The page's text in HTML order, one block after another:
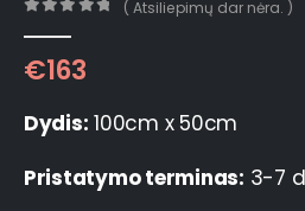
( Atsiliepimų dar nėra. )
€163
Dydis: 100cm x 50cm
Pristatymo terminas: 3-7